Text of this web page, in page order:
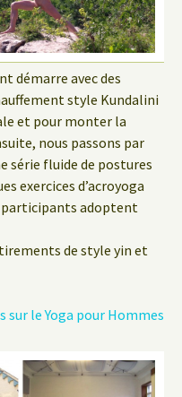
démarre avec des
style Kundalini
et pour monter la
nous passons par
série fluide de postures
exercices d’acroyoga
participants adoptent
de style yin et
sur le Yoga pour Hommes